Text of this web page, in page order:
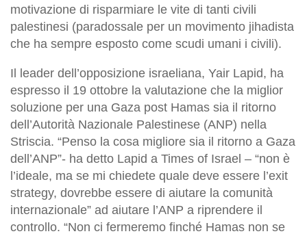
motivazione di risparmiare le vite di tanti civili
palestinesi (paradossale per un movimento jihadista
che ha sempre esposto come scudi umani i civili).
Il leader dell’opposizione israeliana, Yair Lapid, ha
espresso il 19 ottobre la valutazione che la miglior
soluzione per una Gaza post Hamas sia il ritorno
dell’Autorità Nazionale Palestinese (ANP) nella
Striscia. “Penso la cosa migliore sia il ritorno a Gaza
dell’ANP”- ha detto Lapid a Times of Israel – “non è
l’ideale, ma se mi chiedete quale deve essere l’exit
strategy, dovrebbe essere di aiutare la comunità
internazionale” ad aiutare l’ANP a riprendere il
controllo. “Non ci fermeremo finché Hamas non se